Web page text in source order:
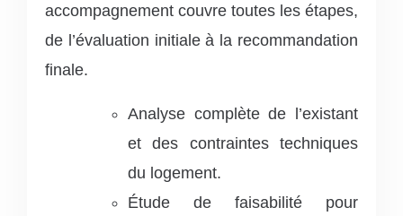
accompagnement couvre toutes les étapes,
de l’évaluation initiale à la recommandation
finale.
Analyse complète de l’existant
et des contraintes techniques
du logement.
Étude de faisabilité pour